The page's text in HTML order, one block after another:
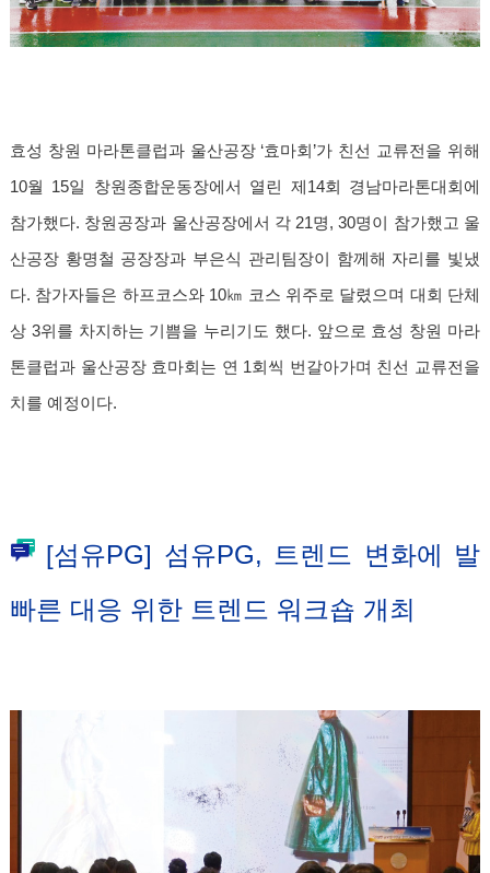
효성 창원 마라톤클럽과 울산공장 ‘효마회’가 친선 교류전을 위해
10월 15일 창원종합운동장에서 열린 제14회 경남마라톤대회에
참가했다. 창원공장과 울산공장에서 각 21명, 30명이 참가했고 울
산공장 황명철 공장장과 부은식 관리팀장이 함께해 자리를 빛냈
다. 참가자들은 하프코스와 10㎞ 코스 위주로 달렸으며 대회 단체
상 3위를 차지하는 기쁨을 누리기도 했다. 앞으로 효성 창원 마라
톤클럽과 울산공장 효마회는 연 1회씩 번갈아가며 친선 교류전을
치를 예정이다.
[섬유PG] 섬유PG, 트렌드 변화에 발
빠른 대응 위한 트렌드 워크숍 개최